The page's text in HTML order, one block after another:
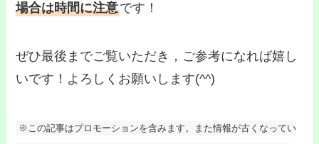
場合は時間に注意です！
ぜひ最後までご覧いただき，ご参考になれば嬉し
いです！よろしくお願いします(^^)
※この記事はプロモーションを含みます。また情報が古くなってい